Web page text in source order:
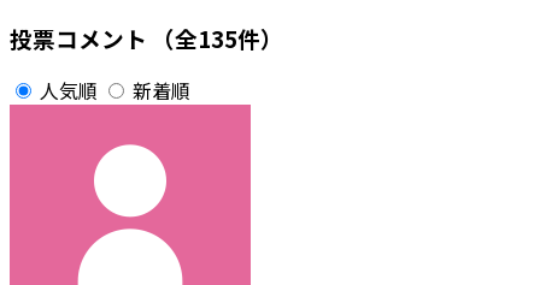
投票コメント （全135件）
人気順 新着順